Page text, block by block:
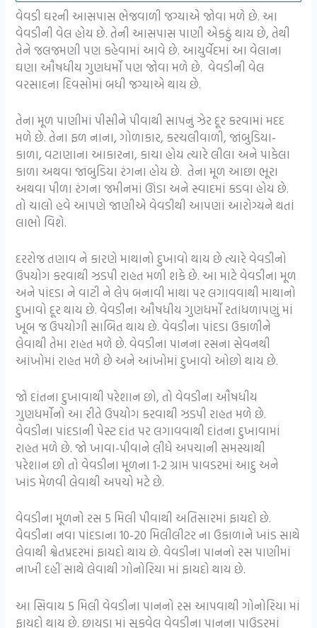
વેવડી ઘરની આસપાસ ભેજવાળી જગ્યાએ જોવા મળે છે. આ
વેવડીની વેલ હોય છે. તેની આસપાસ પાણી એકઠું થાય છે, તેથી
તેને જલજમણી પણ કહેવામાં આવે છે. આયુર્વેદમાં આ વેલાના
ઘણા ઔષધીય ગુણધર્મો પણ જોવા મળે છે. વેવડીની વેલ
વરસાદના દિવસોમાં બધી જગ્યાએ થાય છે.
તેના મૂળ પાણીમાં પીસીને પીવાથી સાપનું ઝેર દૂર કરવામાં મદદ
મળે છે. તેના ફળ નાના, ગોળાકાર, કરચલીવાળી, જાંબુડિયા-
કાળા, વટાણાના આકારના, કાચા હોય ત્યારે લીલા અને પાકેલા
કાળા અથવા જાંબુડિયા રંગના હોય છે. તેના મૂળ આછા ભૂરા
અથવા પીળા રંગના જમીનમાં ઊંડા અને સ્વાદમાં કડવા હોય છે.
તો ચાલો હવે આપણે જાણીએ વેવડીથી આપણાં આરોગ્યને થતાં
લાભો વિશે.
દરરોજ તણાવ ને કારણે માથાનો દુખાવો થાય છે ત્યારે વેવડીનો
ઉપયોગ કરવાથી ઝડપી રાહત મળી શકે છે. આ માટે વેવડીના મૂળ
અને પાંદડા ને વાટી ને લેપ બનાવી માથા પર લગાવવાથી માથાનો
દુખાવો દૂર થાય છે. વેવડીના ઔષધીય ગુણધર્મો રતાંધળાપણું માં
ખૂબ જ ઉપયોગી સાબિત થાય છે. વેવડીના પાંદડા ઉકાળીને
લેવાથી તેમા રાહત મળે છે. વેવડીના પાનના રસના સેવનથી
આંખોમાં રાહત મળે છે અને આંખોમાં દુખાવો ઓછો થાય છે.
જો દાંતના દુખાવાથી પરેશાન છો, તો વેવડીના ઔષધીય
ગુણધર્મોનો આ રીતે ઉપયોગ કરવાથી ઝડપી રાહત મળે છે.
વેવડીના પાંદડાની પેસ્ટ દાંત પર લગાવવાથી દાંતના દુખાવામાં
રાહત મળે છે. જો ખાવા-પીવાને લીધે અપચાની સમસ્યાથી
પરેશાન છો તો વેવડીના મૂળના 1-2 ગ્રામ પાવડરમાં આદુ અને
ખાંડ મેળવી લેવાથી અપચો મટે છે.
વેવડીના મૂળનો રસ 5 મિલી પીવાથી અતિસારમાં ફાયદો છે.
વેવડીના નવા પાંદડાના 10-20 મિલીલીટર ના ઉકાળાને ખાંડ સાથે
લેવાથી શ્વેતપ્રદરમાં ફાયદો થાય છે. વેવડીના પાનનો રસ પાણીમાં
નાખી દહીં સાથે લેવાથી ગોનોરિયા માં ફાયદો થાય છે.
આ સિવાય 5 મિલી વેવડીના પાનનો રસ આપવાથી ગોનોરિયા માં
ફાયદો થાય છે. છાયડા માં સુકવેલ વેવડીના પાનના પાઉડરમાં